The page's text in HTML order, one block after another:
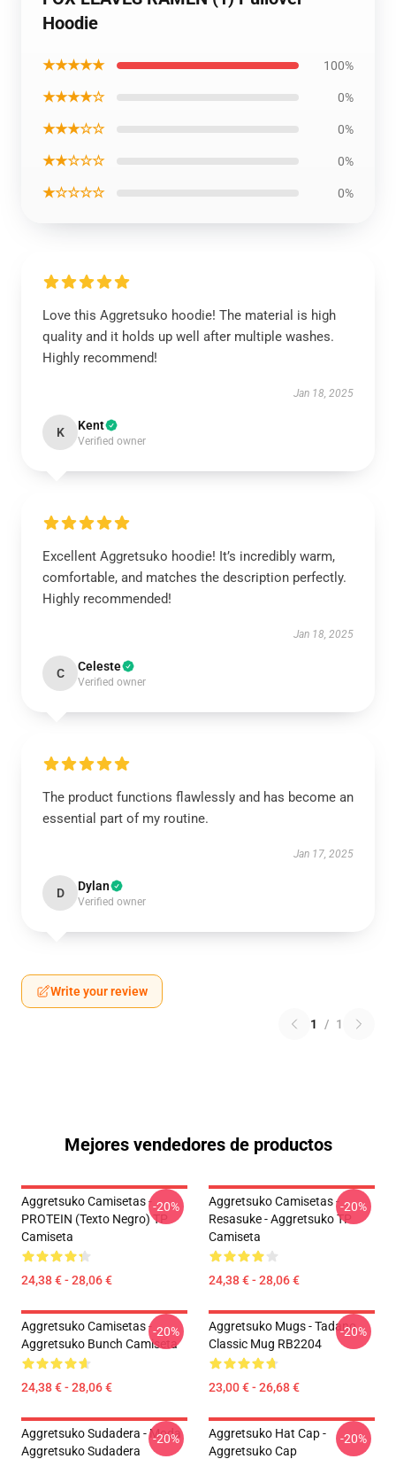
Hoodie
★★★★★ 100%
★★★★☆ 0%
★★★☆☆ 0%
★★☆☆☆ 0%
★☆☆☆☆ 0%
Love this Aggretsuko hoodie! The material is high
quality and it holds up well after multiple washes.
Highly recommend!
Jan 18, 2025
K Kent
Verified owner
Excellent Aggretsuko hoodie! It’s incredibly warm,
comfortable, and matches the description perfectly.
Highly recommended!
Jan 18, 2025
C Celeste
Verified owner
The product functions flawlessly and has become an
essential part of my routine.
Jan 17, 2025
D Dylan
Verified owner
Write your review
1 / 1
Mejores vendedores de productos
Aggretsuko Camisetas -
PROTEIN (texto Negro) TP
Camiseta
24,38 € - 28,06 €
-20%
Aggretsuko Camisetas -
Resasuke - Aggretsuko TP
Camiseta
24,38 € - 28,06 €
-20%
Aggretsuko Camisetas -
Aggretsuko Bunch Camiseta
24,38 € - 28,06 €
-20%
Aggretsuko Mugs - Tadano
Classic Mug RB2204
23,00 € - 26,68 €
-20%
Aggretsuko Sudadera - Moda
Aggretsuko Sudadera
-20%
Aggretsuko Hat Cap -
Aggretsuko Cap
-20%